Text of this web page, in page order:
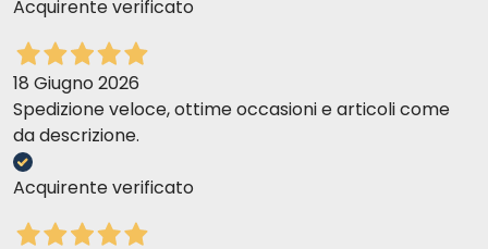
Acquirente verificato
18 Giugno 2026
Spedizione veloce, ottime occasioni e articoli come
da descrizione.
Acquirente verificato